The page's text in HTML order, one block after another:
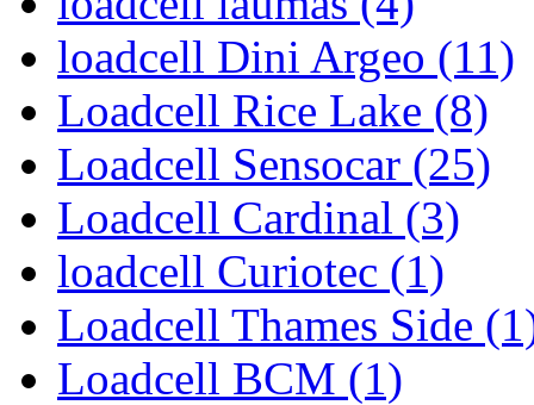
loadcell Dini Argeo (11)
Loadcell Rice Lake (8)
Loadcell Sensocar (25)
Loadcell Cardinal (3)
loadcell Curiotec (1)
Loadcell Thames Side
Loadcell BCM (1)